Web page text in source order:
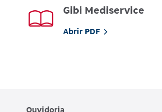
Gibi Mediservice
Abrir PDF
Ouvidoria